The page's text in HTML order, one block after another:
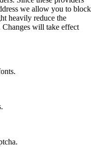
we allow you to block
heavily reduce the
Changes will take effect